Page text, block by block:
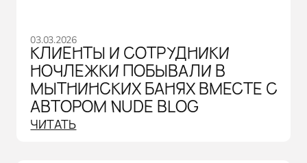
03.03.2026
КЛИЕНТЫ И СОТРУДНИКИ
НОЧЛЕЖКИ ПОБЫВАЛИ В
МЫТНИНСКИХ БАНЯХ ВМЕСТЕ С
АВТОРОМ NUDE BLOG
ЧИТАТЬ